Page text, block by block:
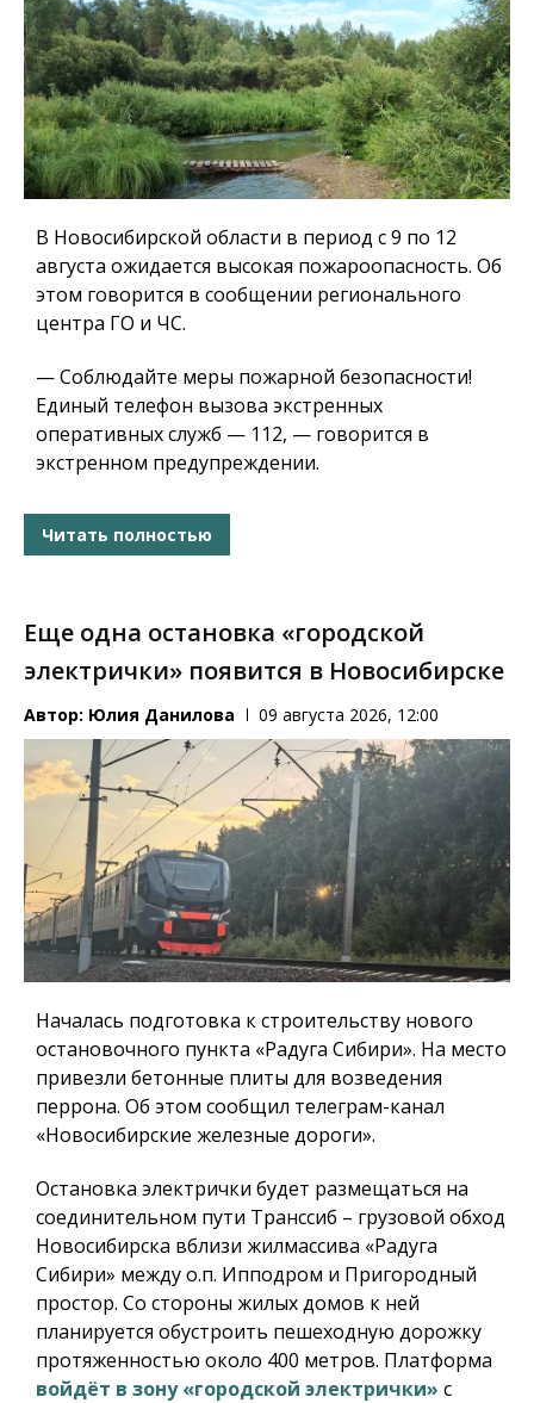
В Новосибирской области в период с 9 по 12
августа ожидается высокая пожароопасность. Об
этом говорится в сообщении регионального
центра ГО и ЧС.
— Соблюдайте меры пожарной безопасности!
Единый телефон вызова экстренных
оперативных служб — 112, — говорится в
экстренном предупреждении.
Читать полностью
Еще одна остановка «городской
электрички» появится в Новосибирске
Автор: Юлия Данилова 09 августа 2026, 12:00
Началась подготовка к строительству нового
остановочного пункта «Радуга Сибири». На место
привезли бетонные плиты для возведения
перрона. Об этом сообщил телеграм-канал
«Новосибирские железные дороги».
Остановка электрички будет размещаться на
соединительном пути Транссиб – грузовой обход
Новосибирска вблизи жилмассива «Радуга
Сибири» между о.п. Ипподром и Пригородный
простор. Со стороны жилых домов к ней
планируется обустроить пешеходную дорожку
протяженностью около 400 метров. Платформа
войдёт в зону «городской электрички» с